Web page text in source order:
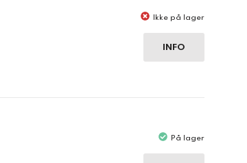
Ikke på lager
INFO
På lager